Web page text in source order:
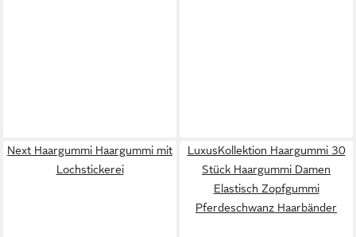
Next Haargummi Haargummi mit
Lochstickerei
LuxusKollektion Haargummi 30
Stück Haargummi Damen
Elastisch Zopfgummi
Pferdeschwanz Haarbänder